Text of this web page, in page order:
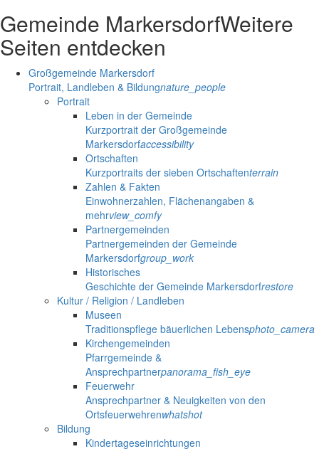
Gemeinde MarkersdorfWeitere
Seiten entdecken
Großgemeinde Markersdorf
Portrait, Landleben & Bildungnature_people
Portrait
Leben in der Gemeinde
Kurzportrait der Großgemeinde
Markersdorfaccessibility
Ortschaften
Kurzportraits der sieben Ortschaftenterrain
Zahlen & Fakten
Einwohnerzahlen, Flächenangaben &
mehrview_comfy
Partnergemeinden
Partnergemeinden der Gemeinde
Markersdorfgroup_work
Historisches
Geschichte der Gemeinde Markersdorfrestore
Kultur / Religion / Landleben
Museen
Traditionspflege bäuerlichen Lebensphoto_camera
Kirchengemeinden
Pfarrgemeinde &
Ansprechpartnerpanorama_fish_eye
Feuerwehr
Ansprechpartner & Neuigkeiten von den
Ortsfeuerwehrenwhatshot
Bildung
Kindertageseinrichtungen